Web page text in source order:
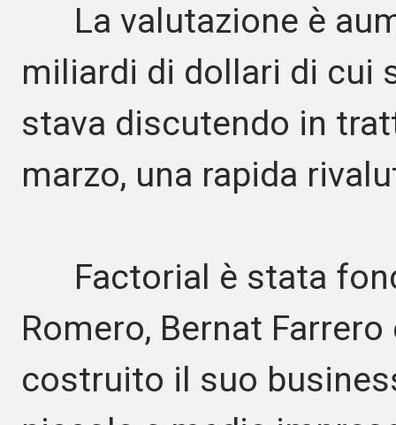
La valutazione è
miliardi di dollari di cui
stava discutendo in
marzo, una rapida
Factorial è stata
Romero, Bernat
costruito il suo